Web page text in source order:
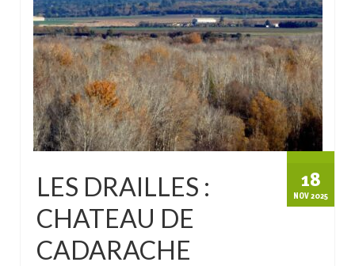
18
NOV 2025
LES DRAILLES :
CHATEAU DE
CADARACHE